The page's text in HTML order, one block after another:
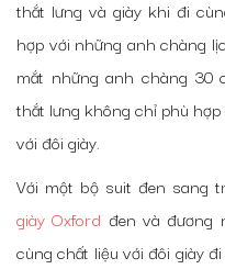
thắt lưng và giày khi đi
hợp với những anh chàng
mắt những anh chàng 30
thắt lưng không chỉ phù
với đôi giày.
Với một bộ suit đen sang
giày Oxford đen và đương
cùng chất liệu với đôi giày